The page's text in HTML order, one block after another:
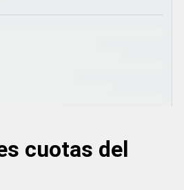
cuotas del